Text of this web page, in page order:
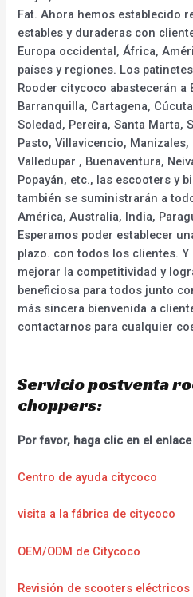
Fat. Ahora hemos establecido
estables y duraderas con
Europa occidental, África,
países y regiones. Los
Rooder citycoco abastecerán a
Barranquilla, Cartagena,
Soledad, Pereira, Santa Marta,
Pasto, Villavicencio,
Valledupar , Buenaventura,
Popayán, etc., las escooters y
también se suministrarán a
América, Australia, India,
Esperamos poder establecer
plazo. con todos los clientes.
mejorar la competitividad y
beneficiosa para todos junto
más sincera bienvenida a
contactarnos para cualquier
Servicio postventa
choppers:
Por favor, haga clic en el
Centro de ayuda citycoco
visita a la fábrica de citycoco
OEM/ODM de Citycoco
Revisión de scooters